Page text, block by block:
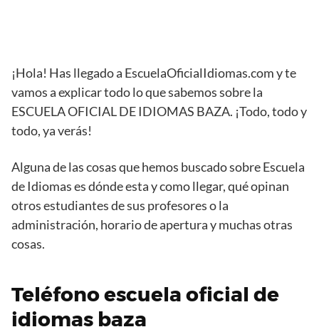
¡Hola! Has llegado a EscuelaOficialIdiomas.com y te
vamos a explicar todo lo que sabemos sobre la
ESCUELA OFICIAL DE IDIOMAS BAZA. ¡Todo, todo y
todo, ya verás!
Alguna de las cosas que hemos buscado sobre Escuela
de Idiomas es dónde esta y como llegar, qué opinan
otros estudiantes de sus profesores o la
administración, horario de apertura y muchas otras
cosas.
Teléfono escuela oficial de
idiomas baza